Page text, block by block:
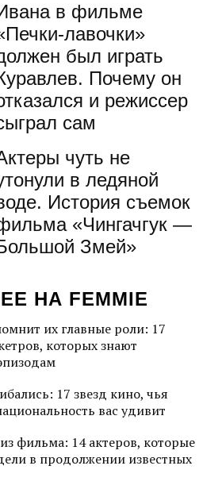
в фильме
лавочки»
был играть
Почему он
и режиссер
сам
чуть не
в ледяной
История съемок
«Чингачгук —
Змей»
НА FEMMIE
их главные роли: 17
которых знают
17 звезд кино, чья
вас удивит
фильма: 14 актеров, которые
в продолжении известных